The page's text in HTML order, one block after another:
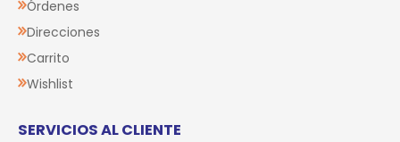
Órdenes
Direcciones
Carrito
Wishlist
SERVICIOS AL CLIENTE